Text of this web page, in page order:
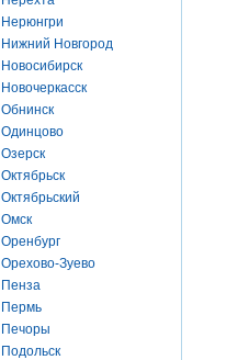
Нерюнгри
Нижний Новгород
Новосибирск
Новочеркасск
Обнинск
Одинцово
Озерск
Октябрьск
Октябрьский
Омск
Оренбург
Орехово-Зуево
Пенза
Пермь
Печоры
Подольск